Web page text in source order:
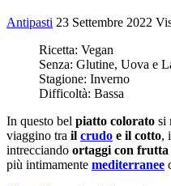
Antipasti 23 Settembre 2022
Ricetta: Vegan
Senza: Glutine, Uova e
Stagione: Inverno
Difficoltà: Bassa
In questo bel piatto colorato si
viaggino tra il crudo e il cotto,
intrecciando ortaggi con frutta
più intimamente mediterranee